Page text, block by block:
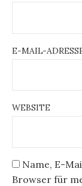
E-MAIL-
WEBSITE
Name, E-
Browser für